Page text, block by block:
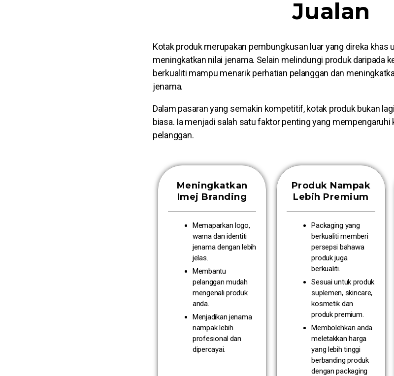
Jualan
Kotak produk merupakan pembungkusan luar yang direka
meningkatkan nilai jenama. Selain melindungi produk daripada
berkualiti mampu menarik perhatian pelanggan dan
jenama.
Dalam pasaran yang semakin kompetitif, kotak produk bukan
biasa. Ia menjadi salah satu faktor penting yang
pelanggan.
Meningkatkan
Imej Branding
Memaparkan logo,
warna dan identiti
jenama dengan lebih
jelas.
Membantu
pelanggan mudah
mengenali produk
anda.
Menjadikan jenama
nampak lebih
profesional dan
dipercayai.
Produk Nampak
Lebih Premium
Packaging yang
berkualiti memberi
persepsi bahawa
produk juga
berkualiti.
Sesuai untuk produk
suplemen, skincare,
kosmetik dan
produk premium.
Membolehkan anda
meletakkan harga
yang lebih tinggi
berbanding produk
dengan packaging